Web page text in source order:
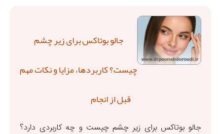
جالو بوتاکس برای زیر چشم
چیست؟ کاربردها، مزایا و نکات مهم
قبل از انجام
جالو بوتاکس برای زیر چشم چیست و چه کاربردی دارد؟